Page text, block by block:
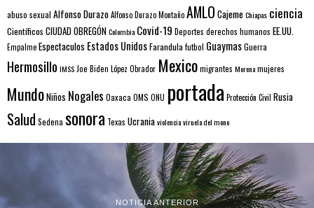
abuso sexual Alfonso DurazoAlfonso Durazo MontañoAMLO CajemeChiapas ciencia
Científicos CIUDAD OBREGÓNColombia Covid-19 Deportes derechos humanos EE.UU.
EmpalmeEspectaculos Estados UnidosFarandulafutbol GuaymasGuerra
Hermosillo IMSS Joe Biden López Obrador Mexicomigrantes Morenamujeres
MundoNiños Nogales Oaxaca OMS ONU portada Protección Civil Rusia
Salud Sedena sonora Texas Ucraniaviolenciaviruela del mono
NOTICIA ANTERIOR